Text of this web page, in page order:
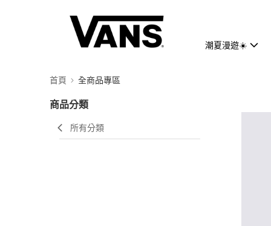
潮夏漫遊☀️
首頁 全商品專區
商品分類
所有分類